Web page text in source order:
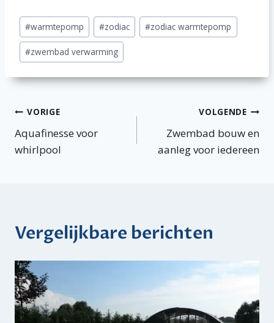
Bericht
tags:
#warmtepomp #zodiac #zodiac warmtepomp
#zwembad verwarming
Bericht
navigatie
VORIGE
Aquafinesse voor
whirlpool
VOLGENDE
Zwembad bouw en
aanleg voor iedereen
Vergelijkbare berichten